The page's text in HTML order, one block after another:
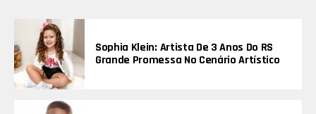
Sophia Klein: Artista De 3 Anos Do RS
Grande Promessa No Cenário Artístico